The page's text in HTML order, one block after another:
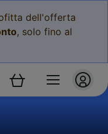
dell'offerta
, solo fino al